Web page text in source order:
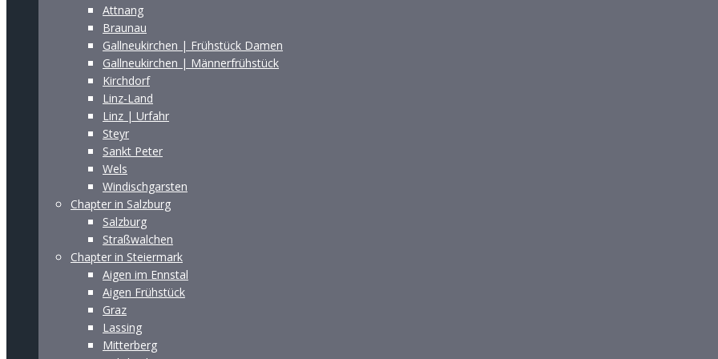
Attnang
Braunau
Gallneukirchen | Frühstück Damen
Gallneukirchen | Männerfrühstück
Kirchdorf
Linz-Land
Linz | Urfahr
Steyr
Sankt Peter
Wels
Windischgarsten
Chapter in Salzburg
Salzburg
Straßwalchen
Chapter in Steiermark
Aigen im Ennstal
Aigen Frühstück
Graz
Lassing
Mitterberg